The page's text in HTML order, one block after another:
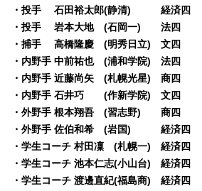
・投手 石田裕太郎(静清) 経済四
・投手 岩本大地 (石岡一) 法四
・捕手 高橋隆慶 (明秀日立) 文四
・内野手 中前祐也 (浦和学院) 法四
・内野手 近藤尚矢 (札幌光星) 商四
・内野手 石井巧 (作新学院) 文四
・外野手 根本翔吾 (習志野) 商四
・外野手 佐伯和希 (岩国) 経済四
・学生コーチ 村田凜 (札幌一) 経済四
・学生コーチ 池本仁志(小山台) 経済四
・学生コーチ 渡邊直紀(福島商) 経済四